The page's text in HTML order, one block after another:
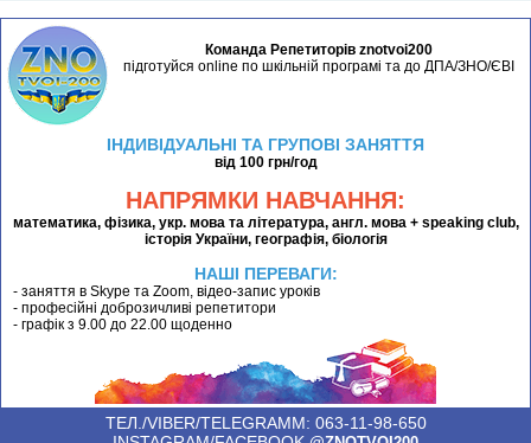
Команда Репетиторів znotvoi200
підготуйся online по шкільній програмі та до ДПА/ЗНО/ЄВІ
ІНДИВІДУАЛЬНІ ТА ГРУПОВІ ЗАНЯТТЯ
від 100 грн/год
НАПРЯМКИ НАВЧАННЯ:
математика, фізика, укр. мова та література, англ. мова + speaking club,
історія України, географія, біологія
НАШІ ПЕРЕВАГИ:
- заняття в Skype та Zoom, відео-запис уроків
- професійні доброзичливі репетитори
- графік з 9.00 до 22.00 щоденно
ТЕЛ./VIBER/TELEGRAMM: 063-11-98-650